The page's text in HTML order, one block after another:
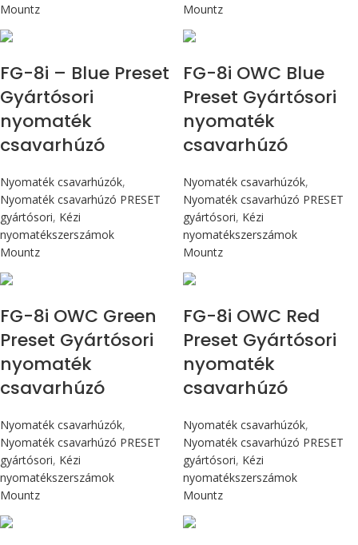
Mountz
Mountz
FG-8i – Blue Preset
Gyártósori
nyomaték
csavarhúzó
Nyomaték csavarhúzók,
Nyomaték csavarhúzó PRESET
gyártósori, Kézi
nyomatékszerszámok
Mountz
FG-8i OWC Blue
Preset Gyártósori
nyomaték
csavarhúzó
Nyomaték csavarhúzók,
Nyomaték csavarhúzó PRESET
gyártósori, Kézi
nyomatékszerszámok
Mountz
FG-8i OWC Green
Preset Gyártósori
nyomaték
csavarhúzó
Nyomaték csavarhúzók,
Nyomaték csavarhúzó PRESET
gyártósori, Kézi
nyomatékszerszámok
Mountz
FG-8i OWC Red
Preset Gyártósori
nyomaték
csavarhúzó
Nyomaték csavarhúzók,
Nyomaték csavarhúzó PRESET
gyártósori, Kézi
nyomatékszerszámok
Mountz